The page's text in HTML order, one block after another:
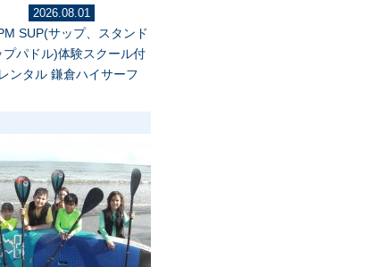
2026.08.01
SUP(サップ、スタンド
プパドル)体験スクール付
ンタル 鎌倉ハイサーフ